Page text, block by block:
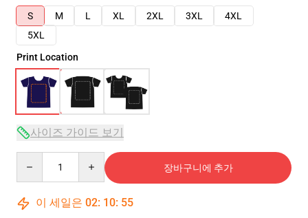
S
M L XL 2XL 3XL
4XL
5XL
Print Location
사이즈 가이드 보기
장바구니에 추가
이 세일은 02: 10: 54